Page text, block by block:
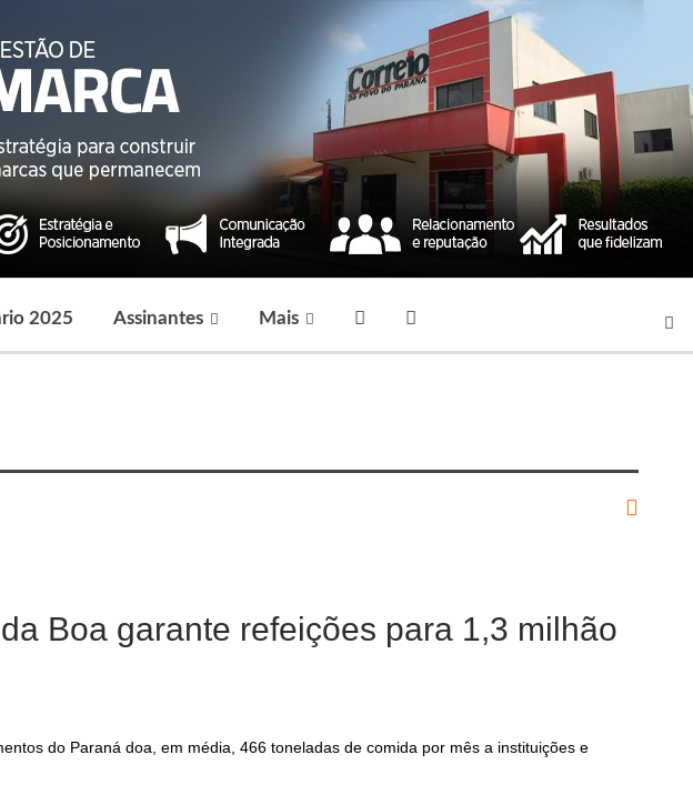
2025 Assinantes Mais
Boa garante refeições para 1,3 milhão
do Paraná doa, em média, 466 toneladas de comida por mês a instituições e